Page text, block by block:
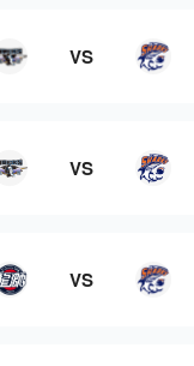
VS
VS
VS